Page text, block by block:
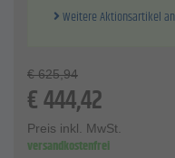
Weitere Aktionsartikel
€ 625,94
€444,42
Preis inkl. MwSt.
versandkostenfrei